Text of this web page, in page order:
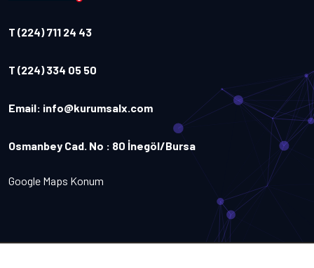
T (224) 711 24 43
T (224) 334 05 50
Email: info@kurumsalx.com
Osmanbey Cad. No : 80 İnegöl/Bursa
Google Maps Konum